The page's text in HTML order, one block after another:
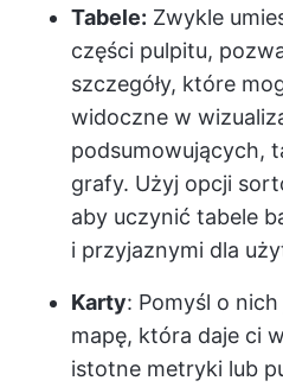
Tabele: Zwykle
części pulpitu,
szczegóły, które
widoczne w
podsumowujących,
grafy. Użyj opcji
aby uczynić tabele
i przyjaznymi dla
Karty: Pomyśl o nich
mapę, która daje ci
istotne metryki lub